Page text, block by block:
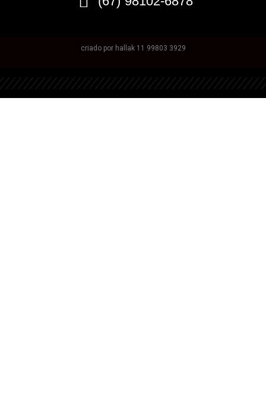
criado por hallak 11 99803 3929